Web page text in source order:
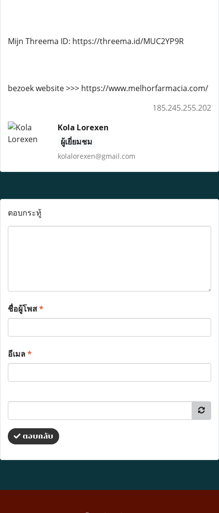
Mijn Threema ID: https://threema.id/MUC2YP9R
bezoek website >>> https://www.melhorfarmacia.com/
185.245.255.202
Kola Lorexen
ผู้เยี่ยมชม
kolalorexen@gmail.com
ตอบกระทู้
ชื่อผู้โพส*
อีเมล*
ตอบกลับ